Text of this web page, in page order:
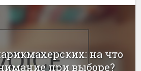
на что
при выборе?